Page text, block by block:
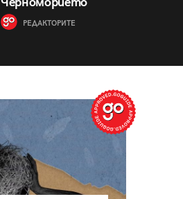
РЕДАКТОРИТЕ